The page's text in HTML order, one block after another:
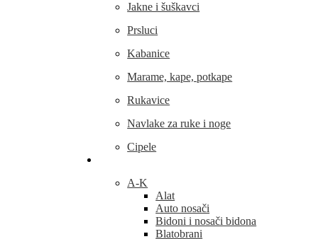
Jakne i šuškavci
Prsluci
Kabanice
Marame, kape, potkape
Rukavice
Navlake za ruke i noge
Cipele
A-K
Alat
Auto nosači
Bidoni i nosači bidona
Blatobrani